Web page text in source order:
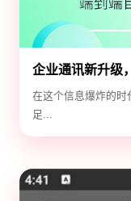
企业通讯新升级
效！
在这个信息爆炸的时
足...